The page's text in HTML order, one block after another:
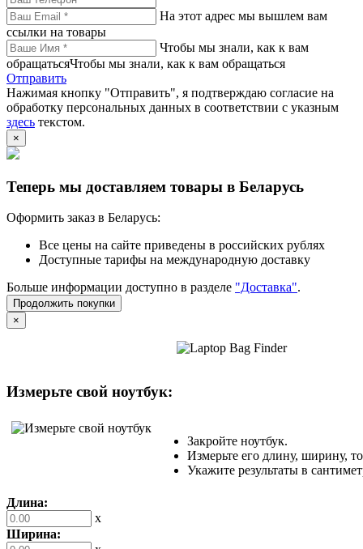
На этот адрес мы вышлем вам
ссылки на товары
Чтобы мы знали, как к вам
обращатьсяЧтобы мы знали, как к вам обращаться
Отправить
Нажимая кнопку "Отправить", я подтверждаю согласие на
обработку персональных данных в соответствии с указным
здесь текстом.
×
Теперь мы доставляем товары в Беларусь
Оформить заказ в Беларусь:
Все цены на сайте приведены в российских рублях
Доступные тарифы на международную доставку
Больше информации доступно в разделе "Доставка".
Продолжить покупки
×
Измерьте свой ноутбук:
Закройте ноутбук.
Измерьте его длину, ширину,
Укажите результаты в
Длина:
x
Ширина: